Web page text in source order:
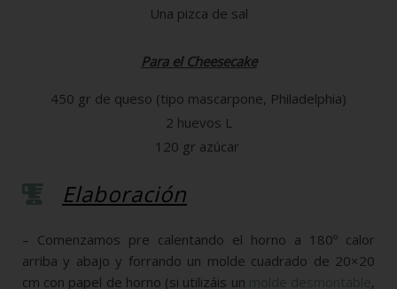
Una pizca de sal
Para el Cheesecake
450 gr de queso (tipo mascarpone, Philadelphia)
2 huevos L
120 gr azúcar
Elaboración
– Comenzamos pre calentando el horno a 180º calor
arriba y abajo y forrando un molde cuadrado de 20×20
cm con papel de horno (si utilizáis un molde desmontable,